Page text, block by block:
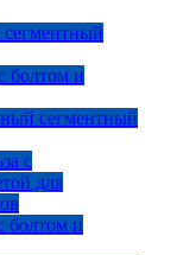
болтом и
сегментный
с
для
болтом и